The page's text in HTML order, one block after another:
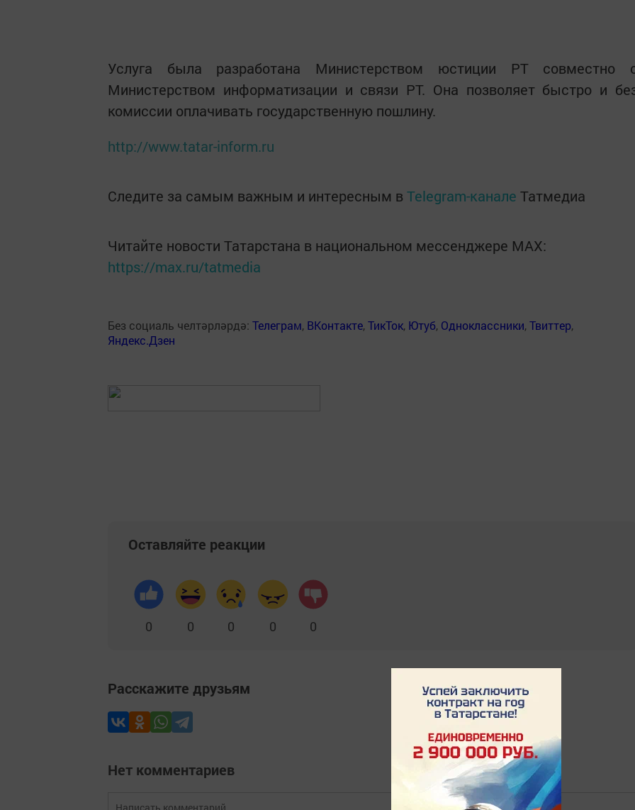
Услуга была разработана Министерством юстиции РТ совместно
Министерством информатизации и связи РТ. Она позволяет быстро и
комиссии оплачивать государственную пошлину.
http://www.tatar-inform.ru
Следите за самым важным и интересным в Telegram-канале Татмедиа
Читайте новости Татарстана в национальном мессенджере MАХ:
https://max.ru/tatmedia
Без социаль челтәрләрдә: Телеграм, ВКонтакте,ТикТок, Ютуб, Одноклассники,Твиттер,
Яндекс.Дзен
Оставляйте реакции
0 0 0 0 0
Расскажите друзьям
Нет комментариев